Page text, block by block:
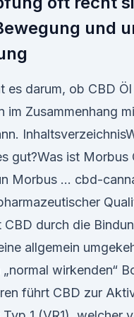
und
es darum, ob CBD
im Zusammenhang
gut?Was ist Morbus
Morbus … cbd-
CBD durch die
allgemein
„normal wirkenden“
führt CBD zur